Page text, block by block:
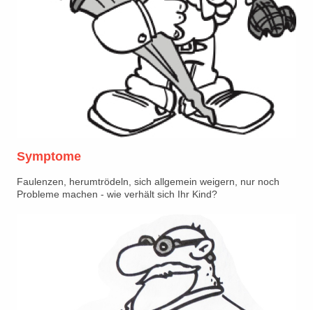
Symptome
Faulenzen, herumtrödeln, sich allgemein weigern, nur noch
Probleme machen - wie verhält sich Ihr Kind?